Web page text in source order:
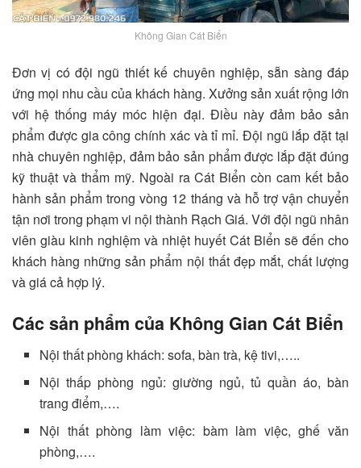
Không Gian Cát Biển
Đơn vị có đội ngũ thiết kế chuyên nghiệp, sẵn sàng đáp
ứng mọi nhu cầu của khách hàng. Xưởng sản xuất rộng lớn
với hệ thống máy móc hiện đại. Điều này đảm bảo sản
phẩm được gia công chính xác và tỉ mỉ. Đội ngũ lắp đặt tại
nhà chuyên nghiệp, đảm bảo sản phẩm được lắp đặt đúng
kỹ thuật và thẩm mỹ. Ngoài ra Cát Biển còn cam kết bảo
hành sản phẩm trong vòng 12 tháng và hỗ trợ vận chuyển
tận nơi trong phạm vi nội thành Rạch Giá. Với đội ngũ nhân
viên giàu kinh nghiệm và nhiệt huyết Cát Biển sẽ đến cho
khách hàng những sản phẩm nội thất đẹp mắt, chất lượng
và giá cả hợp lý.
Các sản phẩm của Không Gian Cát Biển
Nội thất phòng khách: sofa, bàn trà, kệ tivi,…..
Nội thấp phòng ngủ: giường ngủ, tủ quần áo, bàn
trang điểm,….
Nội thất phòng làm việc: bàm làm việc, ghế văn
phòng,….